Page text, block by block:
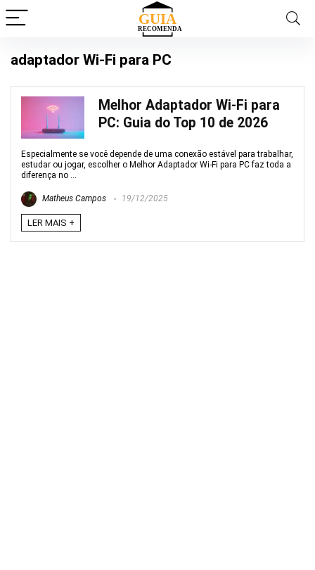
adaptador Wi-Fi para PC
Melhor Adaptador Wi-Fi para
PC: Guia do Top 10 de 2026
Especialmente se você depende de uma conexão estável para trabalhar,
estudar ou jogar, escolher o Melhor Adaptador Wi-Fi para PC faz toda a
diferença no ...
Matheus Campos 19/12/2025
LER MAIS +